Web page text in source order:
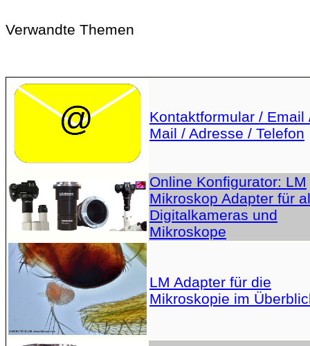
Verwandte Themen
Kontaktformular / Email
Mail / Adresse / Telefon
Online Konfigurator: LM
Mikroskop Adapter für
Digitalkameras und
Mikroskope
LM Adapter für die
Mikroskopie im